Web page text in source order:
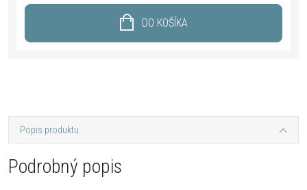
DO KOŠÍKA
Popis produktu
Podrobný popis